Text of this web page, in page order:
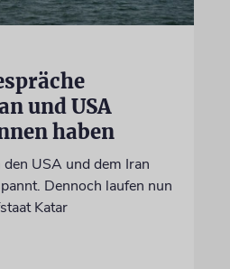
und USA
haben
USA und dem Iran
Dennoch laufen nun
Katar